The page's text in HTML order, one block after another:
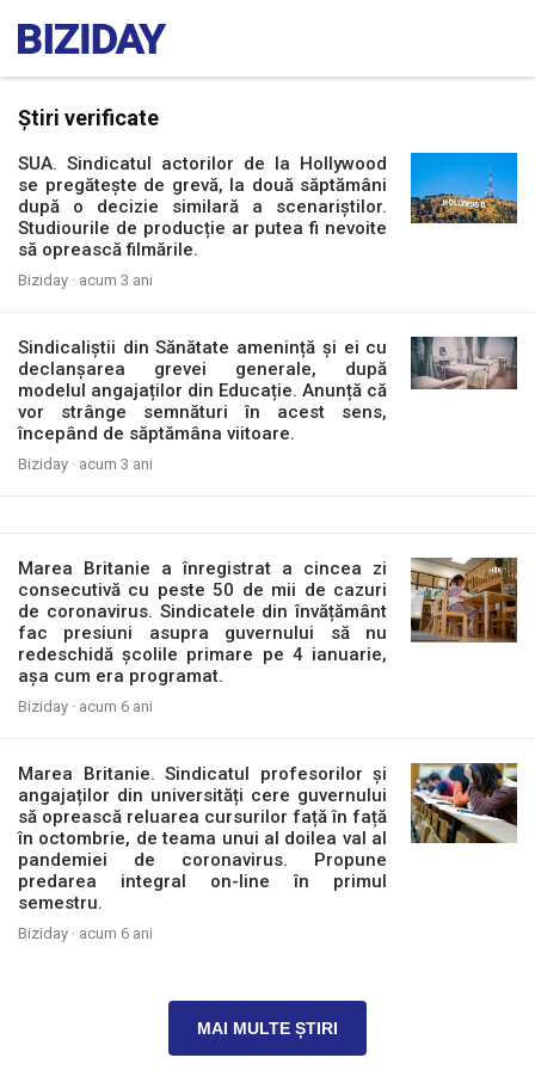
Știri verificate
SUA. Sindicatul actorilor de la Hollywood
se pregătește de grevă, la două săptămâni
după o decizie similară a scenariștilor.
Studiourile de producție ar putea fi nevoite
să oprească filmările.
Biziday · acum 3 ani
Sindicaliștii din Sănătate amenință și ei cu
declanșarea grevei generale, după
modelul angajaților din Educație. Anunță că
vor strânge semnături în acest sens,
începând de săptămâna viitoare.
Biziday · acum 3 ani
Marea Britanie a înregistrat a cincea zi
consecutivă cu peste 50 de mii de cazuri
de coronavirus. Sindicatele din învățământ
fac presiuni asupra guvernului să nu
redeschidă școlile primare pe 4 ianuarie,
așa cum era programat.
Biziday · acum 6 ani
Marea Britanie. Sindicatul profesorilor și
angajaților din universități cere guvernului
să oprească reluarea cursurilor față în față
în octombrie, de teama unui al doilea val al
pandemiei de coronavirus. Propune
predarea integral on-line în primul
semestru.
Biziday · acum 6 ani
MAI MULTE ȘTIRI